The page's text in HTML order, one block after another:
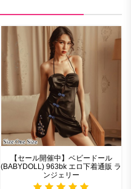
【セール開催中】ベビードール
(BABYDOLL) 963bk エロ下着通販 ラ
ンジェリー